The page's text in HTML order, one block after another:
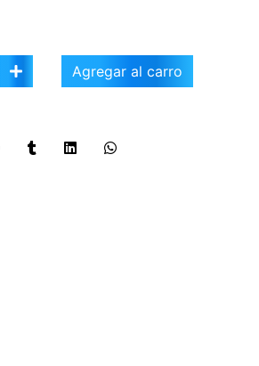
Agregar al carro